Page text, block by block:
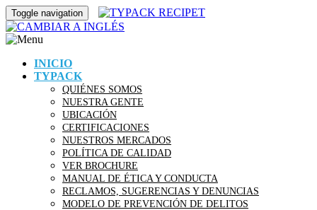
Toggle navigation
INICIO
TYPACK
QUIÉNES SOMOS
NUESTRA GENTE
UBICACIÓN
CERTIFICACIONES
NUESTROS MERCADOS
POLÍTICA DE CALIDAD
VER BROCHURE
MANUAL DE ÉTICA Y CONDUCTA
RECLAMOS, SUGERENCIAS Y DENUNCIAS
MODELO DE PREVENCIÓN DE DELITOS